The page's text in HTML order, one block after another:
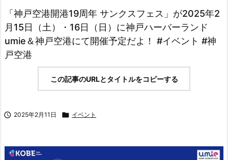
「神戸空港開港19周年 サンクスフェス」が2025年2
月15日（土）・16日（日）に神戸ハーバーランド
umie＆神戸空港にて開催予定だよ！ #イベント #神
戸空港
この記事のURLとタイトルをコピーする
 2025年2月11日  イベント